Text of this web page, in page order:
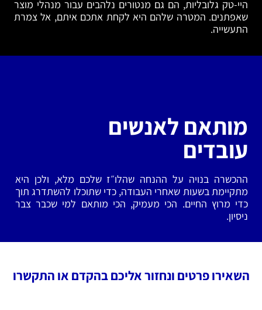
היי-טק גלובליות, הם גם מנטורים נלהבים עבור מנהלי מוצר
שאפתנים. המטרה שלהם היא לקחת אתכם איתם, אל צמרת
התעשייה.
מותאם לאנשים
עובדים
ההכשרה בנויה על ההנחה שהלו״ז שלכם מלא, ולכן היא
מתקיימת בשעות שאחרי העבודה, כדי שתוכלו להשתדרג תוך
כדי מרוץ החיים. הכי מעמיק, הכי מותאם למי שכבר צבר
ניסיון.
השאירו פרטים ונחזור אליכם בהקדם או התקשרו